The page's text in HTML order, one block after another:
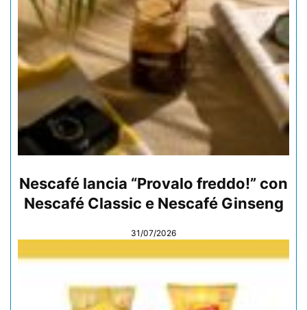
Nescafé lancia “Provalo freddo!” con
Nescafé Classic e Nescafé Ginseng
31/07/2026